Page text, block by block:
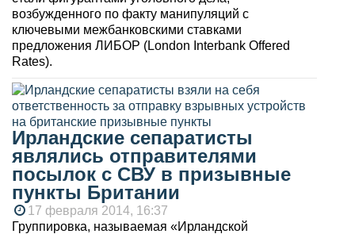
возбужденного по факту манипуляций с
ключевыми межбанковскими ставками
предложения ЛИБОР (London Interbank Offered
Rates).
Ирландские сепаратисты
являлись отправителями
посылок с СВУ в призывные
пункты Британии
17 февраля 2014, 16:37
Группировка, называемая «Ирландской